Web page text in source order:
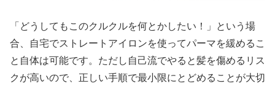
「どうしてもこのクルクルを何とかしたい！」という場
合、自宅でストレートアイロンを使ってパーマを緩めるこ
と自体は可能です。ただし自己流でやると髪を傷めるリス
クが高いので、正しい手順で最小限にとどめることが大切